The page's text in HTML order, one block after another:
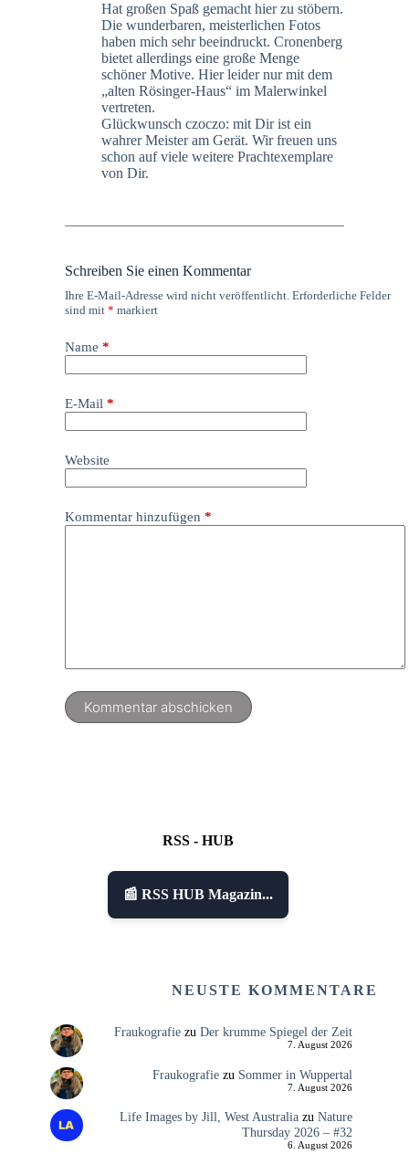
Hat großen Spaß gemacht hier zu stöbern.
Die wunderbaren, meisterlichen Fotos
haben mich sehr beeindruckt. Cronenberg
bietet allerdings eine große Menge
schöner Motive. Hier leider nur mit dem
„alten Rösinger-Haus“ im Malerwinkel
vertreten.
Glückwunsch czoczo: mit Dir ist ein
wahrer Meister am Gerät. Wir freuen uns
schon auf viele weitere Prachtexemplare
von Dir.
Schreiben Sie einen Kommentar
Ihre E-Mail-Adresse wird nicht veröffentlicht. Erforderliche Felder
sind mit* markiert
Name *
E-Mail *
Website
Kommentar hinzufügen *
Kommentar abschicken
RSS - HUB
📰 RSS HUB Magazin...
NEUSTE KOMMENTARE
Fraukografiezu Der krumme Spiegel der Zeit
7. August 2026
Fraukografiezu Sommer in Wuppertal
7. August 2026
Life Images by Jill, West Australiazu Nature
Thursday 2026 – #32
6. August 2026